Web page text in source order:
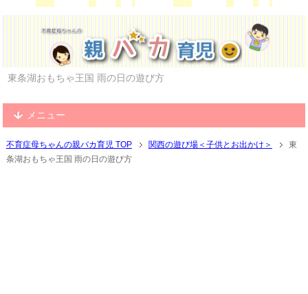
東条湖おもちゃ王国 雨の日の遊び方
メニュー
不育症母ちゃんの親バカ育児 TOP 関西の遊び場＜子供とお出かけ＞
東
条湖おもちゃ王国 雨の日の遊び方